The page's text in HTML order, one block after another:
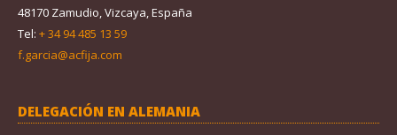
48170 Zamudio, Vizcaya, España
Tel: + 34 94 485 13 59
f.garcia@acfija.com
DELEGACIÓN EN ALEMANIA